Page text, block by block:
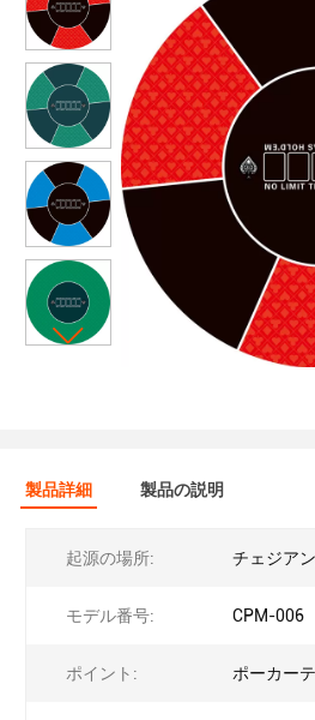
製品詳細 製品の説明
起源の場所: チェジア
モデル番号: CPM-006
ポイント: ポーカー